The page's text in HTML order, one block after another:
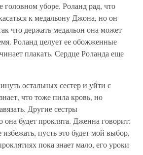
головном уборе. Роланд рад, что
к медальону Джона, но он
что держать медальон она может
Роланд целует ее обожженные
плакать. Сердце Роланда еще
остальных сестер и уйти с
что тоже пила кровь, но
Другие сестры
будет проклята. Дженна говорит:
пусть это будет мой выбор,
пока знает мало, его уроки